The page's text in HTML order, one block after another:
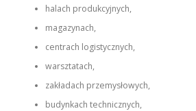
halach produkcyjnych,
magazynach,
centrach logistycznych,
warsztatach,
zakładach przemysłowych,
budynkach technicznych,